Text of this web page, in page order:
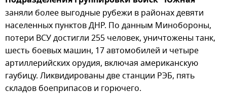
заняли более выгодные рубежи в районах девяти
населенных пунктов ДНР. По данным Минобороны,
потери ВСУ достигли 255 человек, уничтожены танк,
шесть боевых машин, 17 автомобилей и четыре
артиллерийских орудия, включая американскую
гаубицу. Ликвидированы две станции РЭБ, пять
складов боеприпасов и горючего.